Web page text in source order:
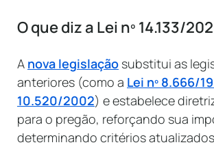
O que diz a Lei nº 14.133/
A nova legislação substitui as
anteriores (como a Lei nº 8.666/
10.520/2002) e estabelece
para o pregão, reforçando sua
determinando critérios